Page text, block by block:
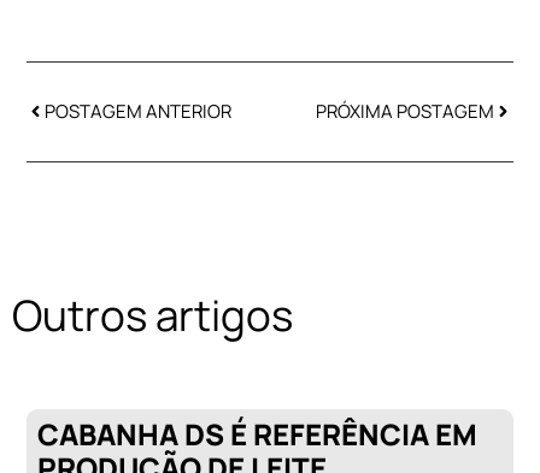
POSTAGEM ANTERIOR PRÓXIMA POSTAGEM
Outros artigos
CABANHA DS É REFERÊNCIA EM